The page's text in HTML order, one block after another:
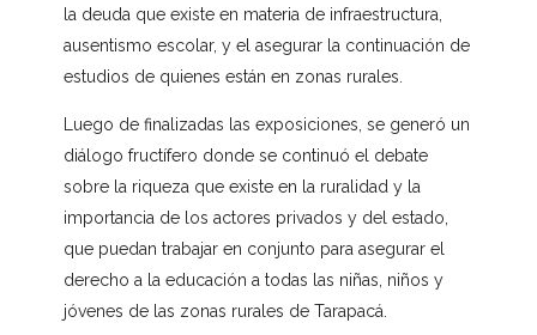
la deuda que existe en materia de infraestructura,
ausentismo escolar, y el asegurar la continuación de
estudios de quienes están en zonas rurales.
Luego de finalizadas las exposiciones, se generó un
diálogo fructífero donde se continuó el debate
sobre la riqueza que existe en la ruralidad y la
importancia de los actores privados y del estado,
que puedan trabajar en conjunto para asegurar el
derecho a la educación a todas las niñas, niños y
jóvenes de las zonas rurales de Tarapacá.